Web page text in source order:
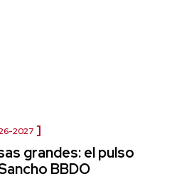
2027
grandes: el pulso
BBDO